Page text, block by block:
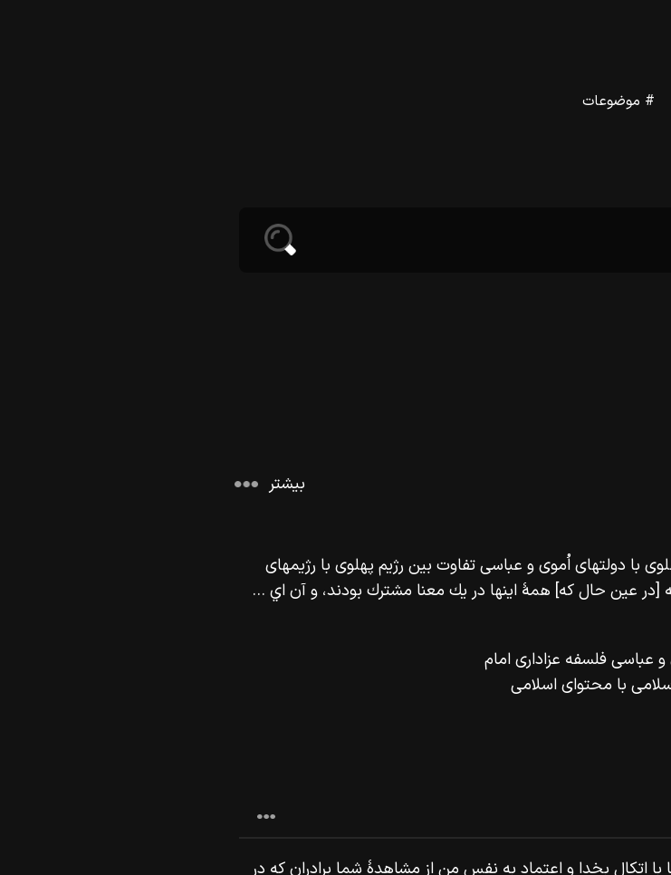
# موضوعات
بیشتر
با دولتهاى اُموى و عباسى تفاوت بين رژيم پهلوى با رژيمهاى
عين حال كه] همۀ اينها در يك معنا مشترك بودند، و آن اي ...
مقایسه رژیم پهلوى با دولتهاى اموى و عباسى فلسفه عزادارى امام
با اتكال بخدا و اعتماد به نفس من از مشاهدۀ شما برادران كه در